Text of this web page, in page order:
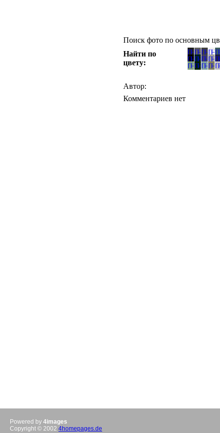
Поиск фото по основным
Найти по
цвету:
Автор:
Комментариев нет
Powered by 4images
Copyright © 2002 4homepages.de